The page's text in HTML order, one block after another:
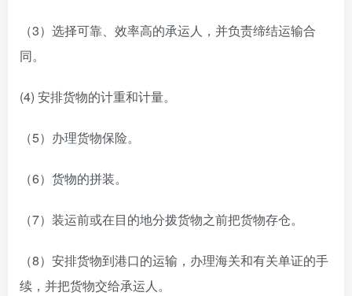
（3）选择可靠、效率高的承运人，并负责缔结运输合
同。
(4) 安排货物的计重和计量。
（5）办理货物保险。
（6）货物的拼装。
（7）装运前或在目的地分拨货物之前把货物存仓。
（8）安排货物到港口的运输，办理海关和有关单证的手
续，并把货物交给承运人。